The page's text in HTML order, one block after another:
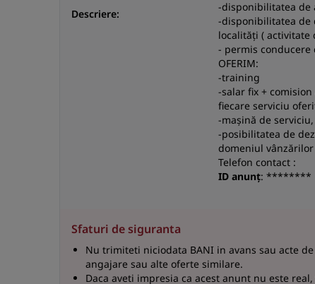
Descriere:
-disponibilitatea de
-disponibilitatea de
localități ( activitate
- permis conducere
OFERIM:
-training
-salar fix +
fiecare serviciu
-mașină de
-posibilitatea de
domeniul vânzărilor
Telefon contact :
ID anunț: ********
Sfaturi de siguranta
Nu trimiteti niciodata BANI in avans sau acte
angajare sau alte oferte similare.
Daca aveti impresia ca acest anunt nu este